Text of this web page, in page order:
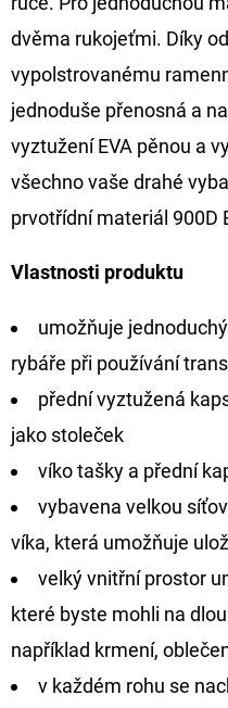
dvěma rukojeťmi. Díky
vypolstrovanému
jednoduše přenosná a
vyztužení EVA pěnou a
všechno vaše drahé
prvotřídní materiál 900D
Vlastnosti produktu
umožňuje
rybáře při používání
přední vyztužená
jako stoleček
víko tašky a přední
vybavena velkou
víka, která umožňuje
velký vnitřní prostor
které byste mohli na
například krmení,
v každém rohu se